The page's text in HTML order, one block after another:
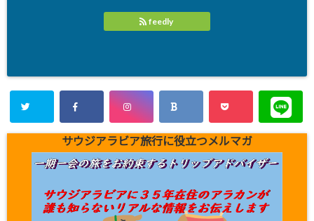
feedly
サウジアラビア旅行に役立つメルマガ